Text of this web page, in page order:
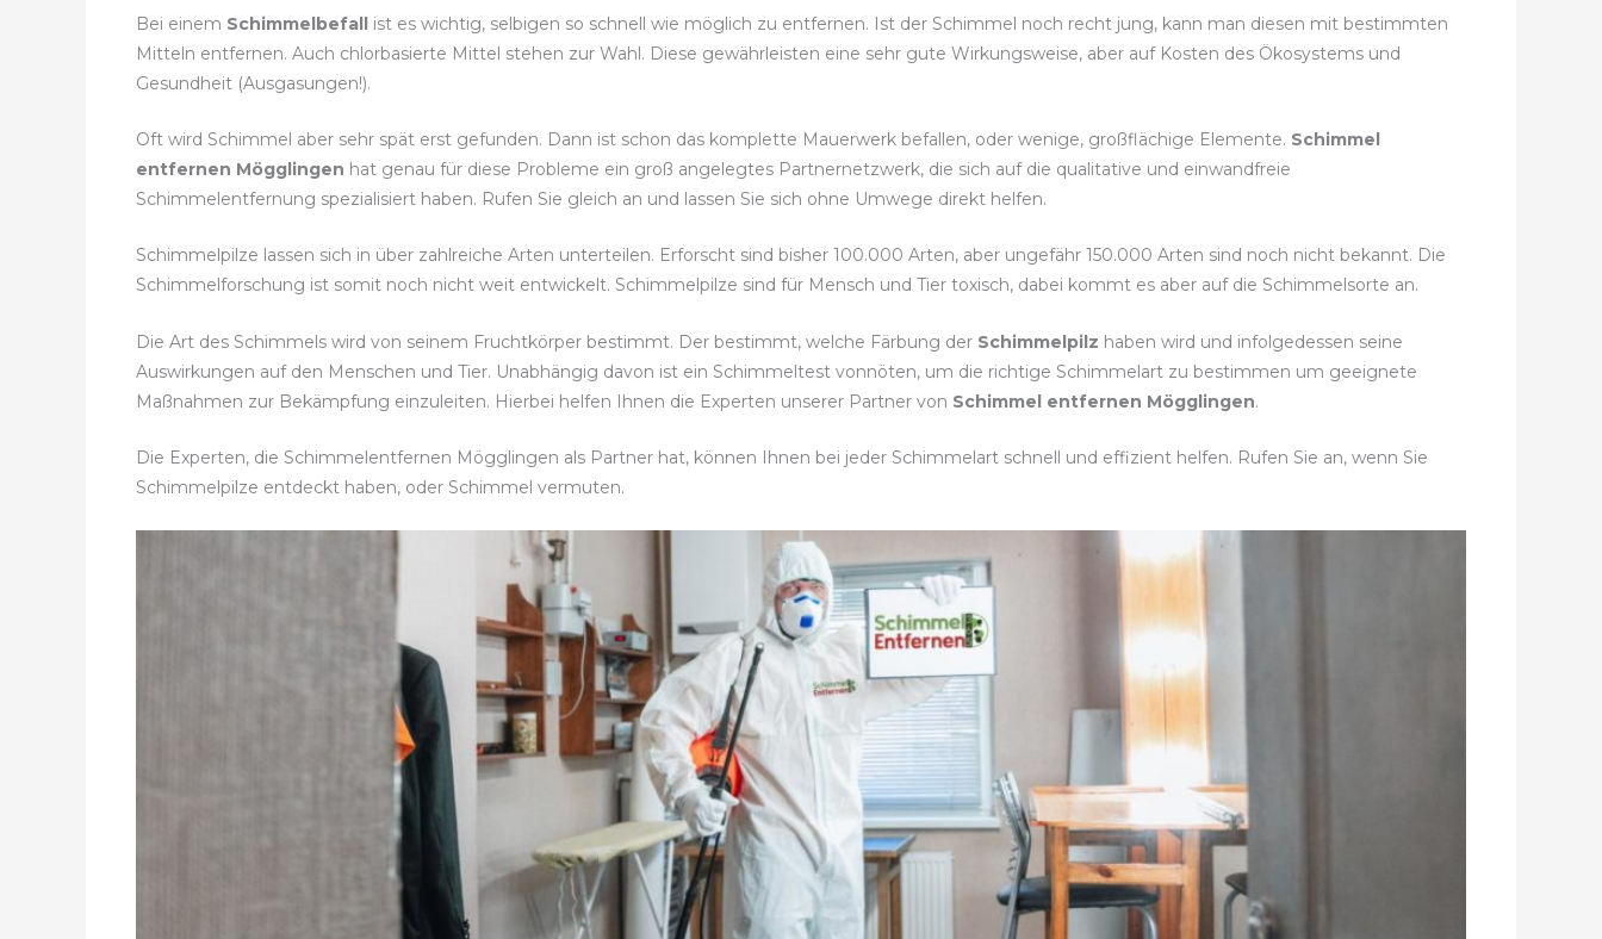
Bei einem Schimmelbefall ist es wichtig, selbigen so schnell wie möglich zu entfernen. Ist der Schimmel noch recht jung, kann man diesen mit bestimmten
Mitteln entfernen. Auch chlorbasierte Mittel stehen zur Wahl. Diese gewährleisten eine sehr gute Wirkungsweise, aber auf Kosten des Ökosystems und
Gesundheit (Ausgasungen!).
Oft wird Schimmel aber sehr spät erst gefunden. Dann ist schon das komplette Mauerwerk befallen, oder wenige, großflächige Elemente. Schimmel
entfernen Mögglingen hat genau für diese Probleme ein groß angelegtes Partnernetzwerk, die sich auf die qualitative und einwandfreie
Schimmelentfernung spezialisiert haben. Rufen Sie gleich an und lassen Sie sich ohne Umwege direkt helfen.
Schimmelpilze lassen sich in über zahlreiche Arten unterteilen. Erforscht sind bisher 100.000 Arten, aber ungefähr 150.000 Arten sind noch nicht bekannt. Die
Schimmelforschung ist somit noch nicht weit entwickelt. Schimmelpilze sind für Mensch und Tier toxisch, dabei kommt es aber auf die Schimmelsorte an.
Die Art des Schimmels wird von seinem Fruchtkörper bestimmt. Der bestimmt, welche Färbung der Schimmelpilz haben wird und infolgedessen seine
Auswirkungen auf den Menschen und Tier. Unabhängig davon ist ein Schimmeltest vonnöten, um die richtige Schimmelart zu bestimmen um geeignete
Maßnahmen zur Bekämpfung einzuleiten. Hierbei helfen Ihnen die Experten unserer Partner von Schimmel entfernen Mögglingen.
Die Experten, die Schimmelentfernen Mögglingen als Partner hat, können Ihnen bei jeder Schimmelart schnell und effizient helfen. Rufen Sie an, wenn Sie
Schimmelpilze entdeckt haben, oder Schimmel vermuten.